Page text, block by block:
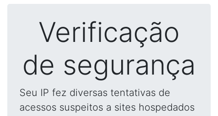
Verificação
de segurança
Seu IP fez diversas tentativas de
acessos suspeitos a sites hospedados